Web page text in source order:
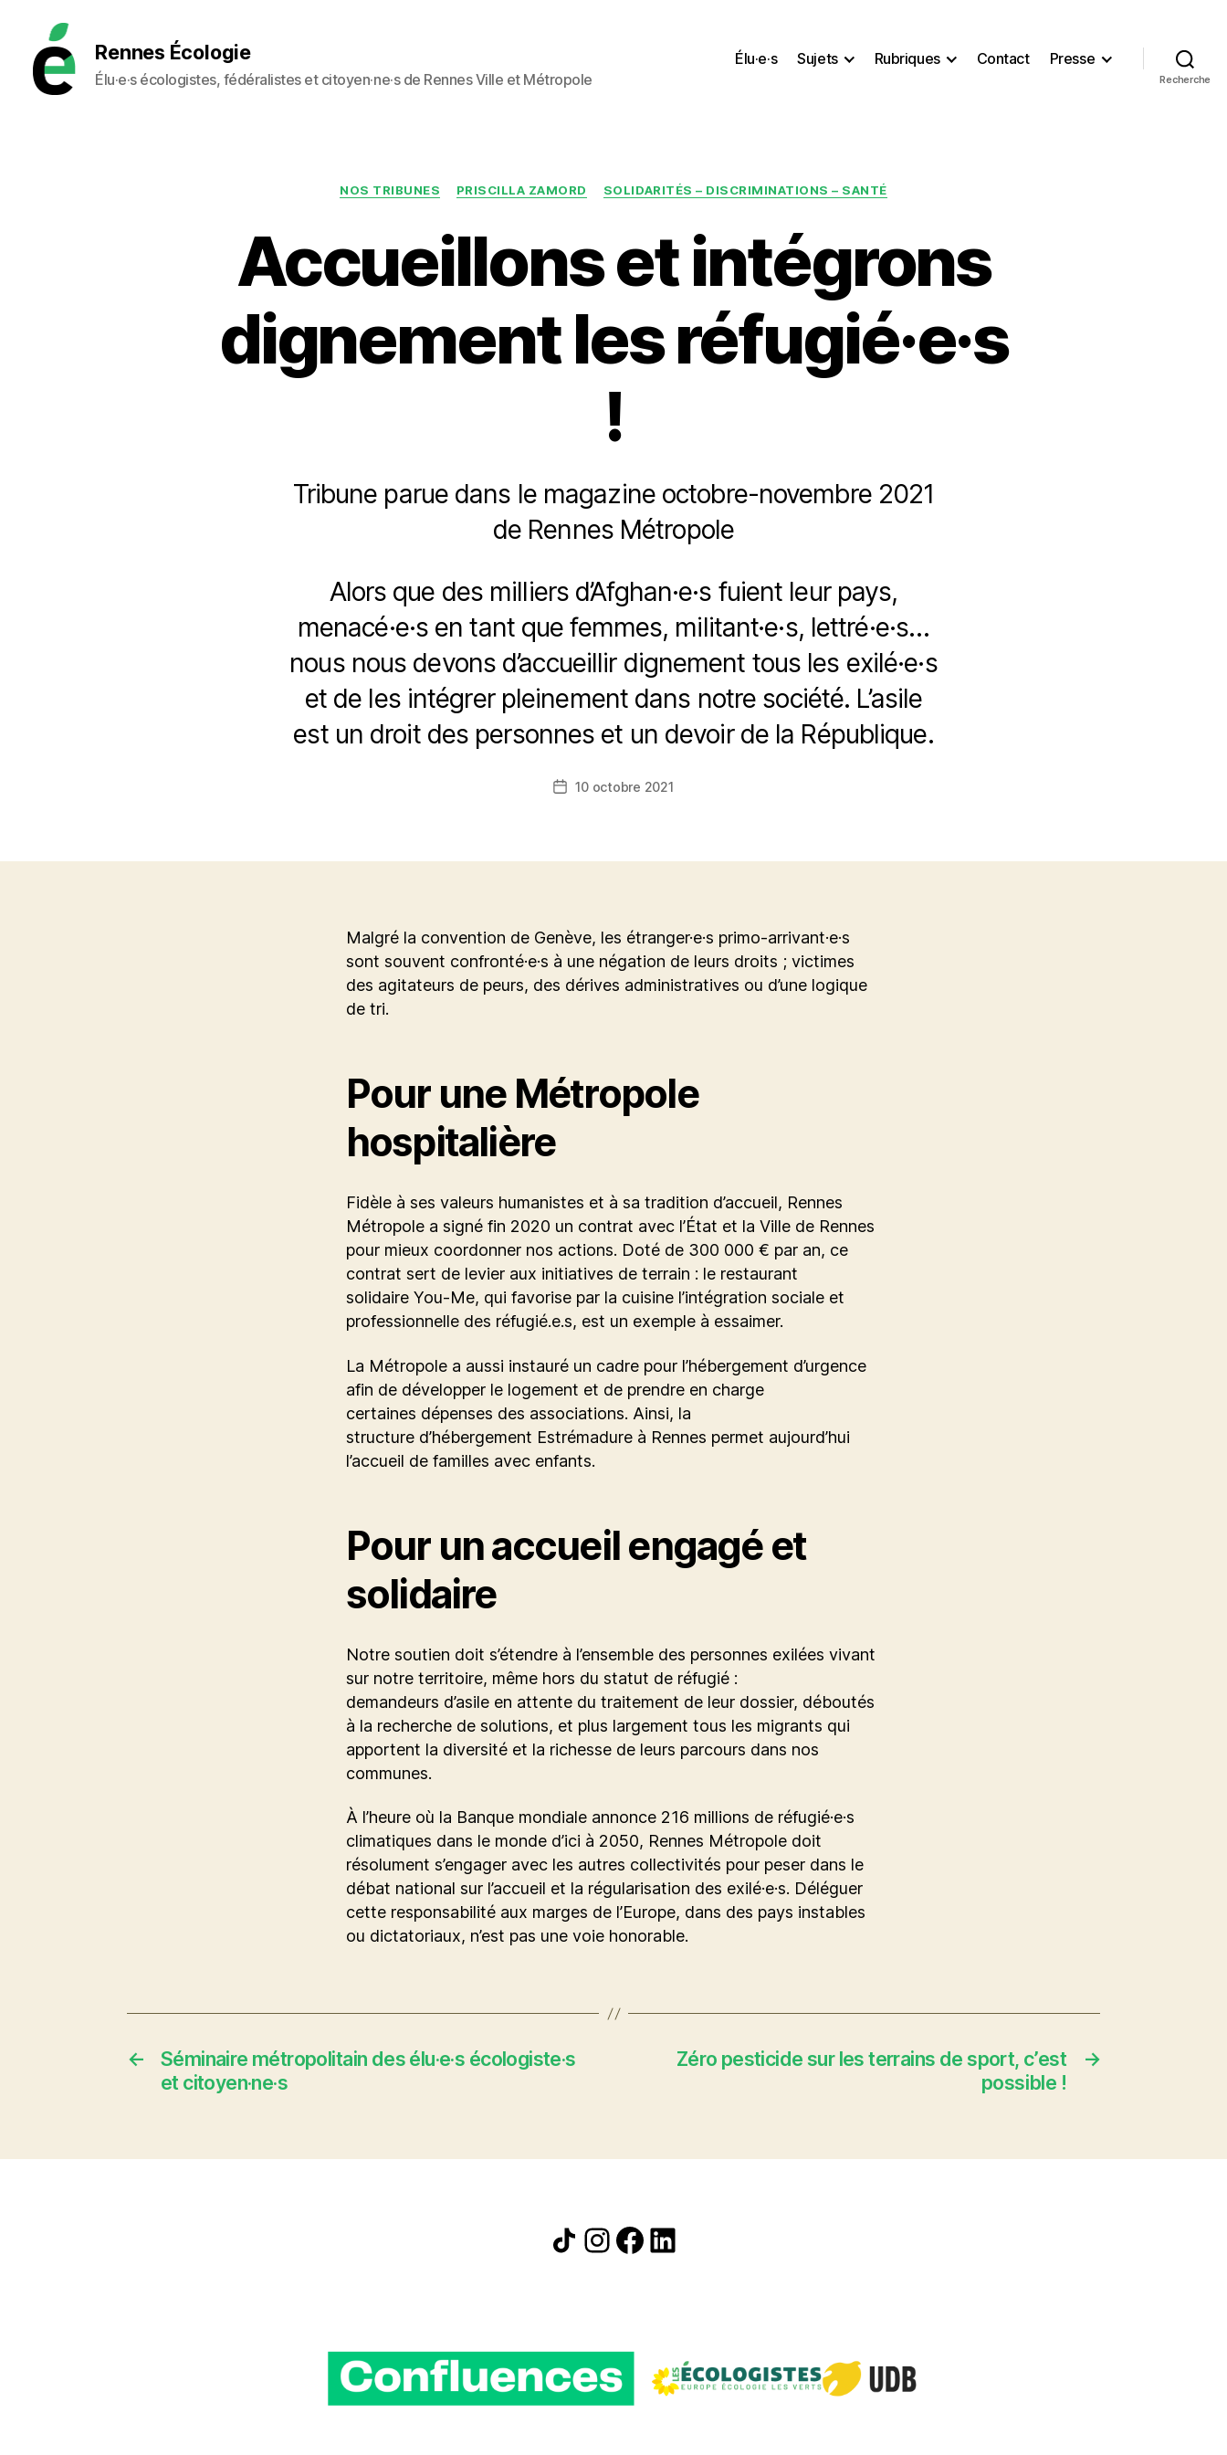
Rennes Écologie
Élu·e·s écologistes, fédéralistes et citoyen·ne·s de Rennes Ville et Métropole
Élu·e·s Sujets Rubriques Contact Presse
Recherche
Catégories
NOS TRIBUNES PRISCILLA ZAMORD SOLIDARITÉS – DISCRIMINATIONS – SANTÉ
Accueillons et intégrons
dignement les réfugié·e·s
!
Tribune parue dans le magazine octobre-novembre 2021
de Rennes Métropole
Alors que des milliers d’Afghan·e·s fuient leur pays,
menacé·e·s en tant que femmes, militant·e·s, lettré·e·s…
nous nous devons d’accueillir dignement tous les exilé·e·s
et de les intégrer pleinement dans notre société. L’asile
est un droit des personnes et un devoir de la République.
Date10 octobre 2021
Malgré la convention de Genève, les étranger·e·s primo-arrivant·e·s
sont souvent confronté·e·s à une négation de leurs droits ; victimes
des agitateurs de peurs, des dérives administratives ou d’une logique
de tri.
Pour une Métropole
hospitalière
Fidèle à ses valeurs humanistes et à sa tradition d’accueil, Rennes
Métropole a signé fin 2020 un contrat avec l’État et la Ville de Rennes
pour mieux coordonner nos actions. Doté de 300 000 € par an, ce
contrat sert de levier aux initiatives de terrain : le restaurant
solidaire You-Me, qui favorise par la cuisine l’intégration sociale et
professionnelle des réfugié.e.s, est un exemple à essaimer.
La Métropole a aussi instauré un cadre pour l’hébergement d’urgence
afin de développer le logement et de prendre en charge
certaines dépenses des associations. Ainsi, la
structure d’hébergement Estrémadure à Rennes permet aujourd’hui
l’accueil de familles avec enfants.
Pour un accueil engagé et
solidaire
Notre soutien doit s’étendre à l’ensemble des personnes exilées vivant
sur notre territoire, même hors du statut de réfugié :
demandeurs d’asile en attente du traitement de leur dossier, déboutés
à la recherche de solutions, et plus largement tous les migrants qui
apportent la diversité et la richesse de leurs parcours dans nos
communes.
À l’heure où la Banque mondiale annonce 216 millions de réfugié·e·s
climatiques dans le monde d’ici à 2050, Rennes Métropole doit
résolument s’engager avec les autres collectivités pour peser dans le
débat national sur l’accueil et la régularisation des exilé·e·s. Déléguer
cette responsabilité aux marges de l’Europe, dans des pays instables
ou dictatoriaux, n’est pas une voie honorable.
←
Séminaire métropolitain des élu·e·s écologiste·s
et citoyen·ne·s
→
Zéro pesticide sur les terrains de sport, c’est
possible !
Icône de partage
Instagram
Facebook
LinkedIn